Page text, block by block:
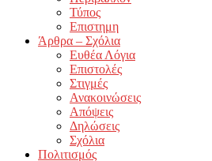
Τύπος
Επιστημη
Άρθρα – Σχόλια
Ευθέα Λόγια
Επιστολές
Στιγμές
Ανακοινώσεις
Απόψεις
Δηλώσεις
Σχόλια
Πολιτισμός